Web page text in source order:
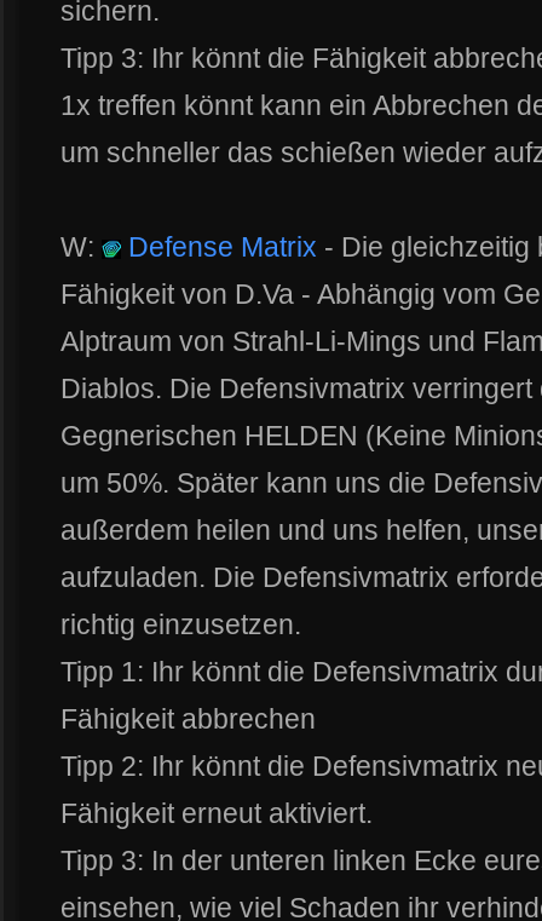
sichern.
Tipp 3: Ihr könnt die Fähigkeit
1x treffen könnt kann ein Abbrechen
um schneller das schießen wieder
W: Defense Matrix - Die gleichzeitig
Fähigkeit von D.Va - Abhängig vom
Alptraum von Strahl-Li-Mings und
Diablos. Die Defensivmatrix
Gegnerischen HELDEN (Keine
um 50%. Später kann uns die
außerdem heilen und uns helfen,
aufzuladen. Die Defensivmatrix
richtig einzusetzen.
Tipp 1: Ihr könnt die Defensivmatrix
Fähigkeit abbrechen
Tipp 2: Ihr könnt die Defensivmatrix
Fähigkeit erneut aktiviert.
Tipp 3: In der unteren linken Ecke
einsehen, wie viel Schaden ihr